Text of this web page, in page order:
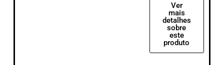
Ver
mais
detalhes
sobre
este
produto